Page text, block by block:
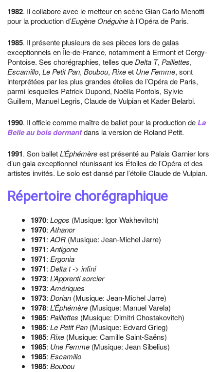
1982. Il collabore avec le metteur en scène Gian Carlo Menotti
pour la production d’Eugène Onéguineà l’Opéra de Paris.
1985. Il présente plusieurs de ses pièces lors de galas
exceptionnels en Île-de-France, notamment à Ermont et Cergy-
Pontoise. Ses chorégraphies, telles que Delta T, Paillettes,
Escamillo, Le Petit Pan, Boubou, Rixeet Une Femme, sont
interprétées par les plus grandes étoiles de l’Opéra de Paris,
parmi lesquelles Patrick Dupond, Noëlla Pontois, Sylvie
Guillem, Manuel Legris, Claude de Vulpian et Kader Belarbi.
1990. Il officie comme maître de ballet pour la production deLa
Belle au bois dormantdans la version de Roland Petit.
1991. Son balletL’Éphémèreest présenté au Palais Garnier lors
d’un gala exceptionnel réunissant les Étoiles de l’Opéra et des
artistes invités. Le solo est dansé par l’étoile Claude de Vulpian.
Répertoire chorégraphique
1970: Logos (Musique: Igor Wakhevitch)
1970: Athanor
1971: AOR (Musique: Jean-Michel Jarre)
1971: Antigone
1971: Ergonia
1971: Delta t -> infini
1973: L’Apprenti sorcier
1973: Amériques
1973: Dorian (Musique: Jean-Michel Jarre)
1978: L’Éphémère (Musique: Manuel Varela)
1985: Paillettes (Musique: Dimitri Chostakovitch)
1985: Le Petit Pan (Musique: Edvard Grieg)
1985: Rixe (Musique: Camille Saint-Saëns)
1985: Une Femme (Musique: Jean Sibelius)
1985: Escamillo
1985: Boubou